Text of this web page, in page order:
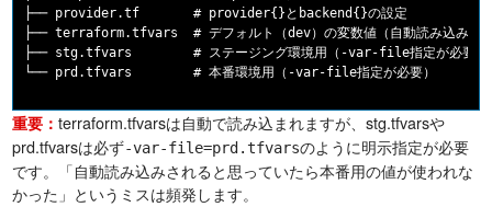
├── provider.tf       # provider{}とbackend{}の設定
├── terraform.tfvars  # デフォルト（dev）の変数値（自動読み込み）
├── stg.tfvars        # ステージング環境用（-var-file指定が必要）
重要：terraform.tfvarsは自動で読み込まれますが、stg.tfvarsや
prd.tfvarsは必ず-var-file=prd.tfvarsのように明示指定が必要
です。「自動読み込みされると思っていたら本番用の値が使われな
かった」というミスは頻発します。